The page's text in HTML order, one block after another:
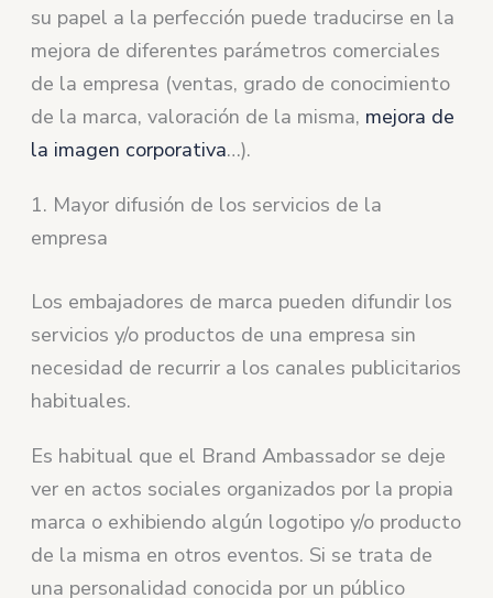
su papel a la perfección puede traducirse en la
mejora de diferentes parámetros comerciales
de la empresa (ventas, grado de conocimiento
de la marca, valoración de la misma, mejora de
la imagen corporativa…).
1. Mayor difusión de los servicios de la
empresa
Los embajadores de marca pueden difundir los
servicios y/o productos de una empresa sin
necesidad de recurrir a los canales publicitarios
habituales.
Es habitual que el Brand Ambassador se deje
ver en actos sociales organizados por la propia
marca o exhibiendo algún logotipo y/o producto
de la misma en otros eventos. Si se trata de
una personalidad conocida por un público